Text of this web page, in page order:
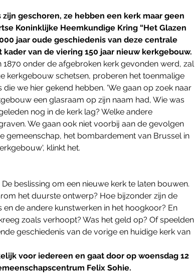
geschoren, ze hebben een kerk maar geen
Koninklijke Heemkundige Kring “Het Glazen
jaar oude geschiedenis van deze centrale
van de viering 150 jaar nieuw kerkgebouw.
onder de afgebroken kerk gevonden werd, zal
kerkgebouw schetsen, proberen het toenmalige
we hier gekend hebben. 'We gaan op zoek naar
een glasraam op zijn naam had, Wie was
nog in de kerk lag? Welke andere
We gaan ook niet voorbij aan de gevolgen
gemeenschap, het bombardement van Brussel in
klinkt het.
beslissing om een nieuwe kerk te laten bouwen.
het duurste ontwerp? Hoe bijzonder zijn de
de andere kunstwerken in het hoogkoor? En
zoals verhoopt? Was het geld op? Of speelden
geschiedenis van de vorige en huidige kerk van
voor iedereen en gaat door op woensdag 12
Felix Sohie.